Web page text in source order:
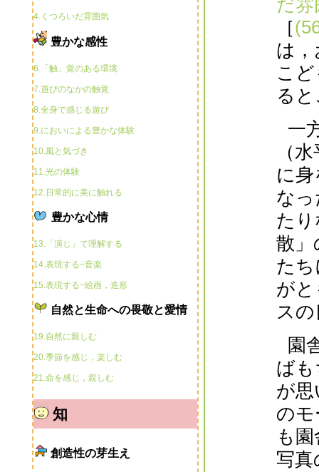
4.くつろいだ雰囲気
豊かな感性
6.「触」覚のある環境
7.遊びのなかの触覚
8.全身で感じる遊び
9.においによる豊かな体験
10.風と気づき
11.光の体験
12.日常的に美に触れる
豊かな心情
13.「演じ」て理解する
14.表現する−音楽
15.表現する−絵画，造形
自然と生命への畏敬と愛情
19.自然に親しむ
20.季節を感じ，楽しむ
21.命を感じ，親しむ
知
創造性の芽生え
だ雰
［
は，
こ
る
一
（
に
な
たり
散」
たち
が
ス
園
ば
が思
の
も
写真